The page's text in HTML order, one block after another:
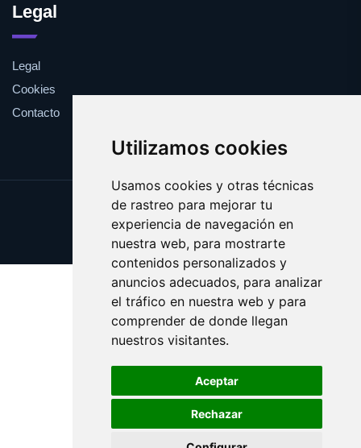
Utilizamos cookies
Usamos cookies y otras técnicas
de rastreo para mejorar tu
experiencia de navegación en
nuestra web, para mostrarte
contenidos personalizados y
anuncios adecuados, para analizar
el tráfico en nuestra web y para
comprender de donde llegan
nuestros visitantes.
Aceptar
Rechazar
Legal
Legal
Cookies
Contacto
Update cookies preferences
Copyright © 2025 viki.es